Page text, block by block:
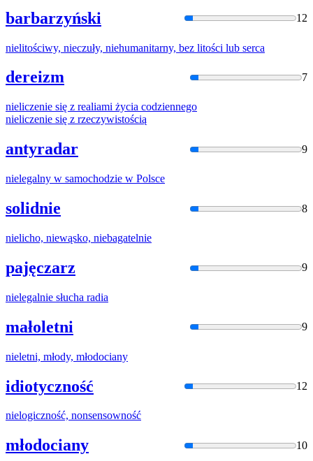
barbarzyński 12
nielitościwy, nieczuły, niehumanitarny, bez litości lub serca
dereizm 7
nieliczenie się z realiami życia codziennego
nieliczenie się z rzeczywistością
antyradar 9
nielegalny w samochodzie w Polsce
solidnie 8
nielicho, niewąsko, niebagatelnie
pajęczarz 9
nielegalnie słucha radia
małoletni 9
nieletni, młody, młodociany
idiotyczność 12
nielogiczność, nonsensowność
młodociany 10